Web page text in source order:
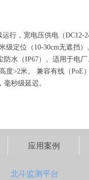
运行，宽电压供电（
级定位（10-30cm无遮挡
防水（IP67）。适用于电
度>2米。 兼容有线（PoE
秒级延迟。
应用案例
北斗监测平台